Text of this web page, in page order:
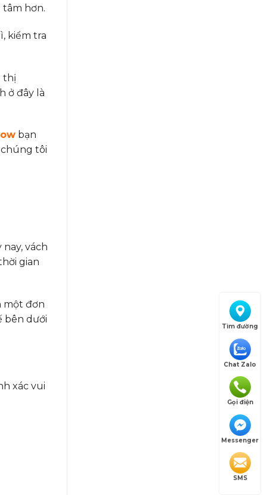
hơn.
kiểm tra
thị
ở đây là
bạn
tôi
vách
gian
một đơn
bên dưới
xác vui
Tìm đường
Chat Zalo
Gọi điện
Messenger
SMS